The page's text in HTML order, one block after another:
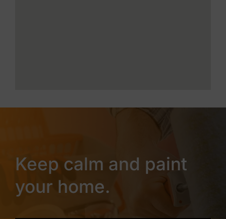
Keep calm and paint
your home.